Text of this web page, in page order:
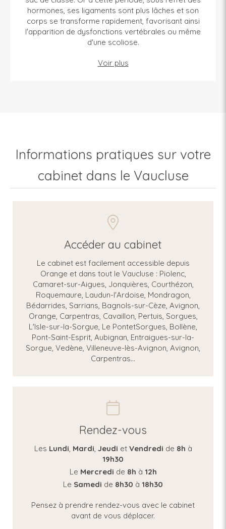
hormones, ses ligaments sont plus lâches et son
corps se transforme rapidement, favorisant ainsi
l'apparition de dysfonctions vertébrales ou même
d'une scoliose.
Voir plus
Informations pratiques sur votre
cabinet dans le Vaucluse
Accéder au cabinet
Le cabinet est facilement accessible depuis
Orange et dans tout le Vaucluse : Piolenc,
Camaret-sur-Aigues, Jonquières, Courthézon,
Roquemaure, Laudun-l'Ardoise, Mondragon,
Bédarrides, Sarrians, Bagnols-sur-Cèze, Avignon,
Orange, Carpentras, Cavaillon, Pertuis, Sorgues,
L'Isle-sur-la-Sorgue, Le PontetSorgues, Bollène,
Pont-Saint-Esprit, Aubignan, Entraigues-sur-la-
Sorgue, Vedène, Villeneuve-lès-Avignon, Avignon,
Carpentras...
Rendez-vous
Les Lundi Mardi Jeudi et Vendredi de 8h à
19h30
Le Mercredi de 8h à 12h
Le Samedi de 8h30 à 18h30
Pensez à prendre rendez-vous avec le cabinet
avant de vous déplacer.